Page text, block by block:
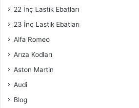
22 İnç Lastik Ebatları
23 İnç Lastik Ebatları
Alfa Romeo
Arıza Kodları
Aston Martin
Audi
Blog